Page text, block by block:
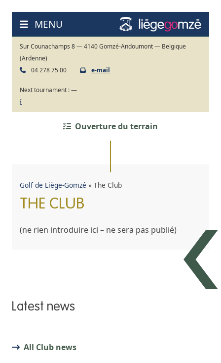
content
MENU
Sur Counachamps 8 — 4140 Gomzé-Andoumont — Belgique
(Ardenne)
04 278 75 00
e-mail
Next tournament :—
Ouverture du terrain
Golf de Liège-Gomzé » The Club
THE CLUB
(ne rien introduire ici – ne sera pas publié)
Latest news
All Club news